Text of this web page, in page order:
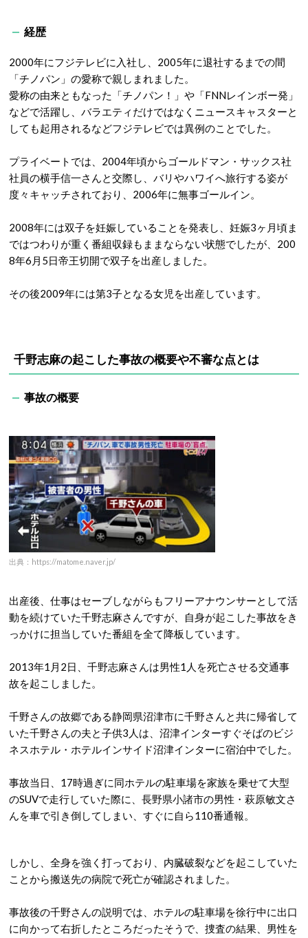
経歴
2000年にフジテレビに入社し、 2005年に退社するまでの間
「チノパン」の愛称で親しまれました。
愛称の由来ともなった「チノパン！」や「FNNレインボー発」
などで活躍し、バラエティだけではなくニュースキャスターと
しても起用されるなどフジテレビでは異例のことでした。
プライベートでは、 2004年頃からゴールドマン・サックス社
社員の横手信一さんと交際し、バリやハワイへ旅行する姿が
度々キャッチされており、 2006年に無事ゴールイン。
2008年には双子を妊娠していることを発表し、妊娠3ヶ月頃ま
ではつわりが重く番組収録もままならない状態でしたが、 200
8年6 月 5日帝王切開で双子を出産しました。
その後2009年には第3子となる女児を出産しています。
千野志麻の起こした事故の概要や不審な点とは
事故の概要
出典：https://matome.naver.jp/
出産後、仕事はセーブしながらもフリーアナウンサーとして活
動を続けていた千野志麻さんですが、自身が起こした事故をき
っかけに担当していた番組を全て降板しています。
2013年1 月 2日、千野志麻さんは男性1 人を死亡させる交通事
故を起こしました。
千野さんの故郷である静岡県沼津市に千野さんと共に帰省して
いた千野さんの夫と子供3 人は、沼津インターすぐそばのビジ
ネスホテル・ホテルインサイド沼津インターに宿泊中でした。
事故当日、 17時過ぎに同ホテルの駐車場を家族を乗せて大型
のSUVで走行していた際に、長野県小諸市の男性・萩原敏文さ
んを車で引き倒してしまい、すぐに自ら110番通報。
しかし、全身を強く打っており、内臓破裂などを起こしていた
ことから搬送先の病院で死亡が確認されました。
事故後の千野さんの説明では、ホテルの駐車場を徐行中に出口
に向かって右折したところだったそうで、捜査の結果、男性を